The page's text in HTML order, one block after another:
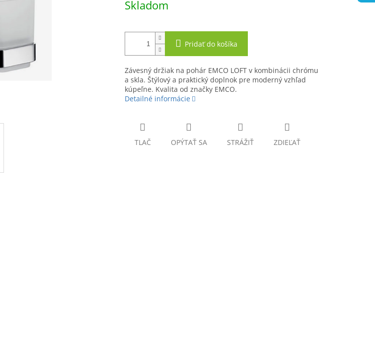
cena:
Skladom
Pridať do košíka
Závesný držiak na pohár EMCO LOFT v kombinácii chrómu
a skla. Štýlový a praktický doplnok pre moderný vzhľad
kúpeľne. Kvalita od značky EMCO.
Detailné informácie
TLAČ OPÝTAŤ SA STRÁŽIŤ ZDIEĽAŤ